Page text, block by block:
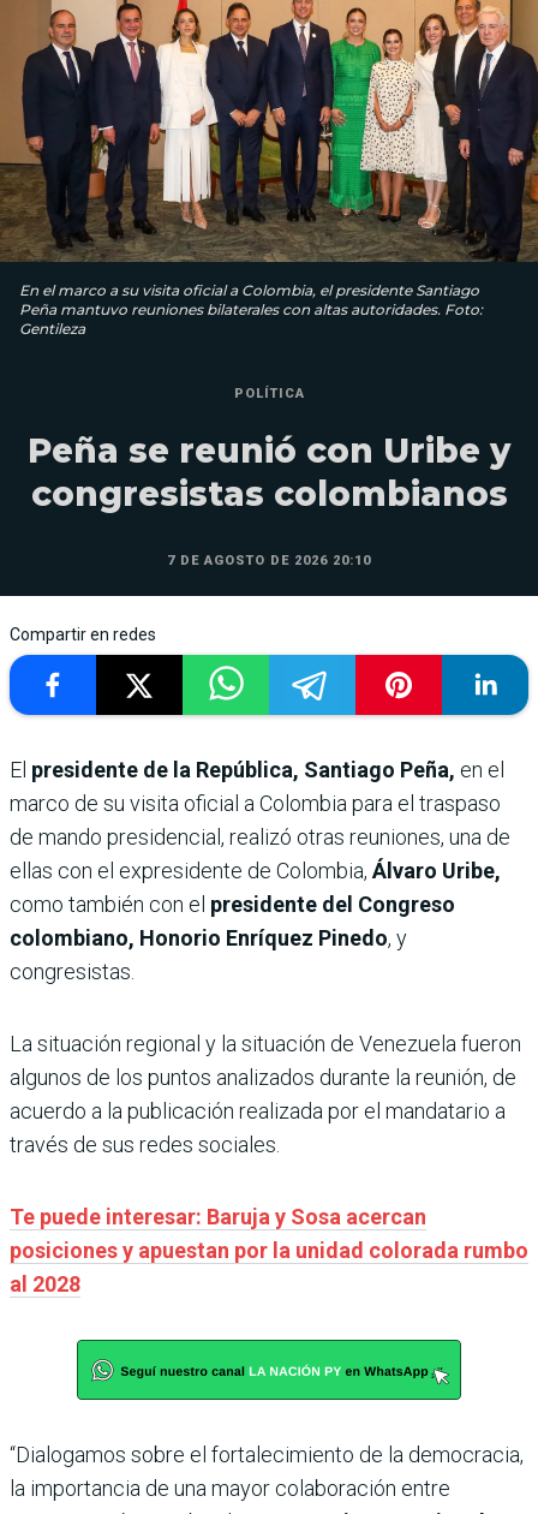
En el marco a su visita oficial a Colombia, el presidente Santiago
Peña mantuvo reuniones bilaterales con altas autoridades. Foto:
Gentileza
POLÍTICA
Peña se reunió con Uribe y
congresistas colombianos
7 DE AGOSTO DE 2026 20:10
Compartir en redes
El presidente de la República, Santiago Peña, en el
marco de su visita oficial a Colombia para el traspaso
de mando presidencial, realizó otras reuniones, una de
ellas con el expresidente de Colombia, Álvaro Uribe,
como también con el presidente del Congreso
colombiano, Honorio Enríquez Pinedo, y
congresistas.
La situación regional y la situación de Venezuela fueron
algunos de los puntos analizados durante la reunión, de
acuerdo a la publicación realizada por el mandatario a
través de sus redes sociales.
Te puede interesar: Baruja y Sosa acercan
posiciones y apuestan por la unidad colorada rumbo
al 2028
“Dialogamos sobre el fortalecimiento de la democracia,
la importancia de una mayor colaboración entre